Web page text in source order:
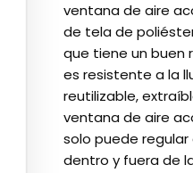
ventana de aire
de tela de
que tiene un buen
es resistente a la
reutilizable,
ventana de aire
solo puede
dentro y fuera de